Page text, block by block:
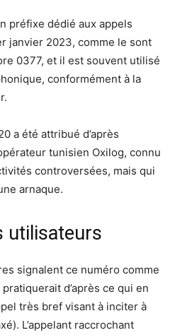
préfixe dédié aux appels
janvier 2023, comme le sont
0377, et il est souvent utilisé
conformément à la
a été attribué d’après
tunisien Oxilog, connu
controversées, mais qui
arnaque.
utilisateurs
signalent ce numéro comme
d’après ce qui en
très bref visant à inciter à
L’appelant raccrochant